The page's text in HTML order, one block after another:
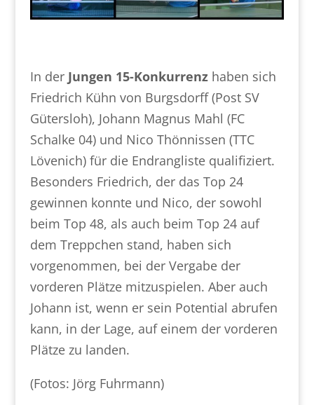
In der Jungen 15-Konkurrenzhaben sich
Friedrich Kühn von Burgsdorff (Post SV
Gütersloh), Johann Magnus Mahl (FC
Schalke 04) und Nico Thönnissen (TTC
Lövenich) für die Endrangliste qualifiziert.
Besonders Friedrich, der das Top 24
gewinnen konnte und Nico, der sowohl
beim Top 48, als auch beim Top 24 auf
dem Treppchen stand, haben sich
vorgenommen, bei der Vergabe der
vorderen Plätze mitzuspielen. Aber auch
Johann ist, wenn er sein Potential abrufen
kann, in der Lage, auf einem der vorderen
Plätze zu landen.
(Fotos: Jörg Fuhrmann)